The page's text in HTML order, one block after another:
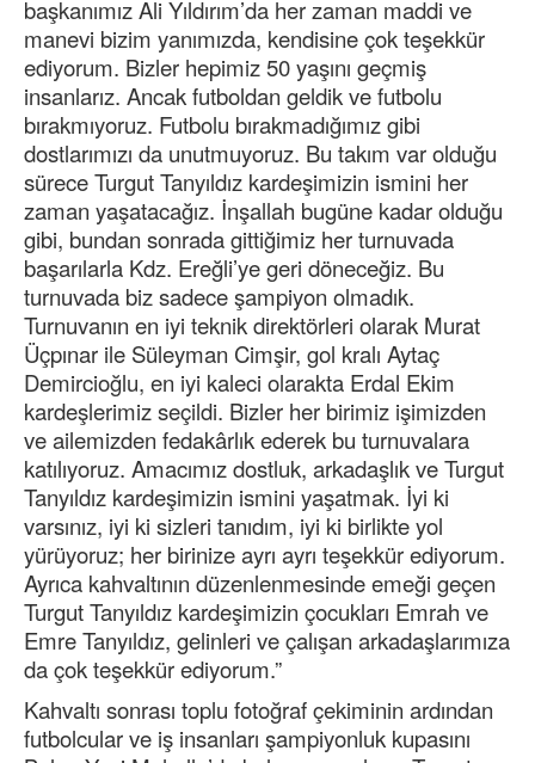
başkanımız Ali Yıldırım’da her zaman maddi ve
manevi bizim yanımızda, kendisine çok teşekkür
ediyorum. Bizler hepimiz 50 yaşını geçmiş
insanlarız. Ancak futboldan geldik ve futbolu
bırakmıyoruz. Futbolu bırakmadığımız gibi
dostlarımızı da unutmuyoruz. Bu takım var olduğu
sürece Turgut Tanyıldız kardeşimizin ismini her
zaman yaşatacağız. İnşallah bugüne kadar olduğu
gibi, bundan sonrada gittiğimiz her turnuvada
başarılarla Kdz. Ereğli’ye geri döneceğiz. Bu
turnuvada biz sadece şampiyon olmadık.
Turnuvanın en iyi teknik direktörleri olarak Murat
Üçpınar ile Süleyman Cimşir, gol kralı Aytaç
Demircioğlu, en iyi kaleci olarakta Erdal Ekim
kardeşlerimiz seçildi. Bizler her birimiz işimizden
ve ailemizden fedakârlık ederek bu turnuvalara
katılıyoruz. Amacımız dostluk, arkadaşlık ve Turgut
Tanyıldız kardeşimizin ismini yaşatmak. İyi ki
varsınız, iyi ki sizleri tanıdım, iyi ki birlikte yol
yürüyoruz; her birinize ayrı ayrı teşekkür ediyorum.
Ayrıca kahvaltının düzenlenmesinde emeği geçen
Turgut Tanyıldız kardeşimizin çocukları Emrah ve
Emre Tanyıldız, gelinleri ve çalışan arkadaşlarımıza
da çok teşekkür ediyorum.”
Kahvaltı sonrası toplu fotoğraf çekiminin ardından
futbolcular ve iş insanları şampiyonluk kupasını